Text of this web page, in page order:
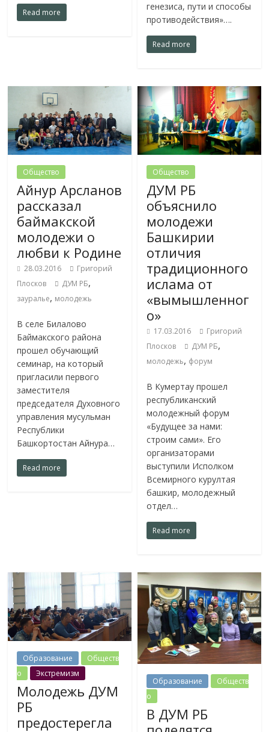
Read more
генезиса, пути и способы
противодействия»….
Read more
Общество
Айнур Арсланов
рассказал
баймакской
молодежи о
любви к Родине
28.03.2016
Григорий
Плосков
ДУМ РБ,
зауралье, молодежь
В селе Билалово
Баймакского района
прошел обучающий
семинар, на который
пригласили первого
заместителя
председателя Духовного
управления мусульман
Республики
Башкортостан Айнура…
Read more
Общество
ДУМ РБ
объяснило
молодежи
Башкирии
отличия
традиционного
ислама от
«вымышленног
о»
17.03.2016
Григорий
Плосков
ДУМ РБ,
молодежь, форум
В Кумертау прошел
республиканский
молодежный форум
«Будущее за нами:
строим сами». Его
организаторами
выступили Исполком
Всемирного курултая
башкир, молодежный
отдел…
Read more
Образование
Обществ
о
Экстремизм
Молодежь ДУМ
РБ
предостерегла
Образование
Обществ
о
В ДУМ РБ